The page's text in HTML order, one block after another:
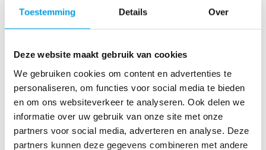
Toestemming Details Over
Deze website maakt gebruik van cookies
We gebruiken cookies om content en advertenties te
personaliseren, om functies voor social media te bieden
en om ons websiteverkeer te analyseren. Ook delen we
informatie over uw gebruik van onze site met onze
partners voor social media, adverteren en analyse. Deze
partners kunnen deze gegevens combineren met andere
as
R
u
n
L
o
ve
Li